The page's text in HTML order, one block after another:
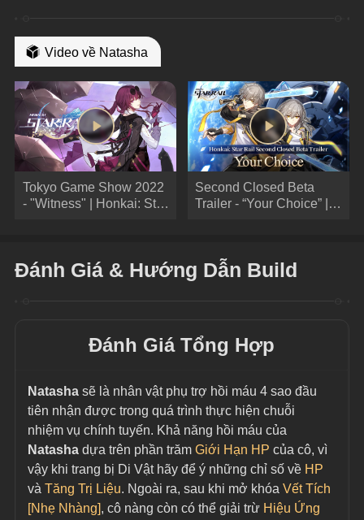
Video về Natasha
Tokyo Game Show 2022
- "Witness" | Honkai: Star
Second Closed Beta
Trailer - “Your Choice” |
Đánh Giá & Hướng Dẫn Build
Đánh Giá Tổng Hợp
Natasha sẽ là nhân vật phụ trợ hồi máu 4 sao đầu
tiên nhận được trong quá trình thực hiện chuỗi
nhiệm vụ chính tuyến. Khả năng hồi máu của
Natasha dựa trên phần trăm Giới Hạn HP của cô, vì
vậy khi trang bị Di Vật hãy để ý những chỉ số về HP
và Tăng Trị Liệu. Ngoài ra, sau khi mở khóa Vết Tích
[Nhẹ Nhàng], cô nàng còn có thể giải trừ Hiệu Ứng